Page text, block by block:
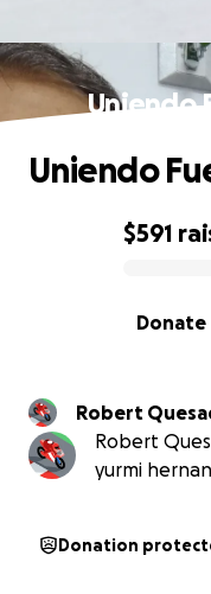
Uniendo
0% complete
$591
Donate
Uniendo
Robert
Robert
yurmi
Donation